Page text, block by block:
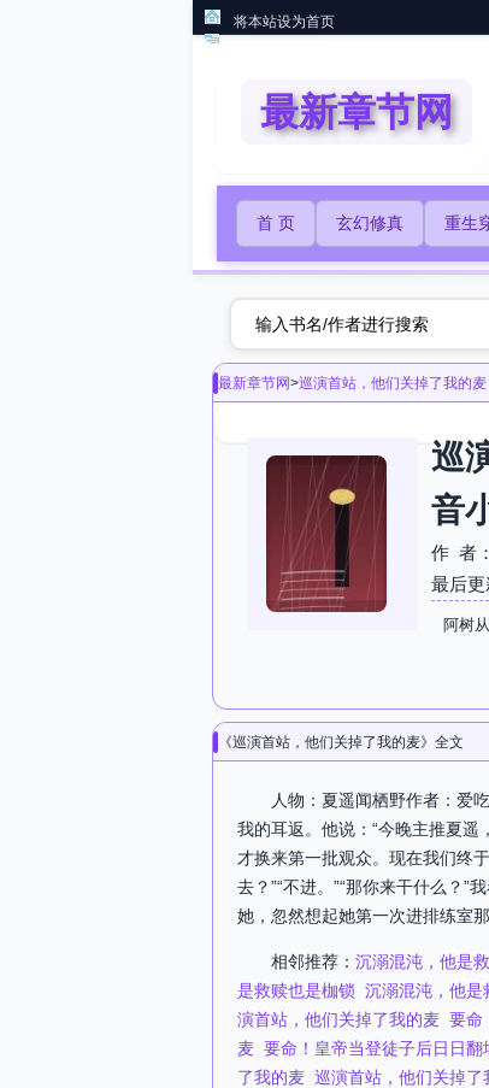
将本站设为首页
最新章节网
首 页 玄幻修真 重生
最新章节网>巡演首站，他们关掉了我的麦
巡
音
作 者
最后更
阿树
《巡演首站，他们关掉了我的麦》全文
人物：夏遥闻栖野作者：爱
我的耳返。他说：“今晚主推夏遥
才换来第一批观众。现在我们
去？”“不进。”“那你来干什么？
她，忽然想起她第一次进排练室
相邻推荐： 沉溺混沌，他是
是救赎也是枷锁 沉溺混沌，他是
演首站，他们关掉了我的麦 要命
麦 要命！皇帝当登徒子后日日翻
了我的麦 巡演首站，他们关掉了